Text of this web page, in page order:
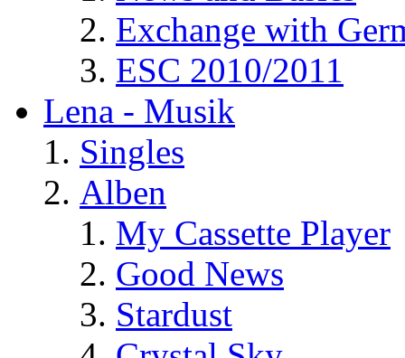
Exchange with
ESC 2010/2011
Lena - Musik
Singles
Alben
My Cassette Player
Good News
Stardust